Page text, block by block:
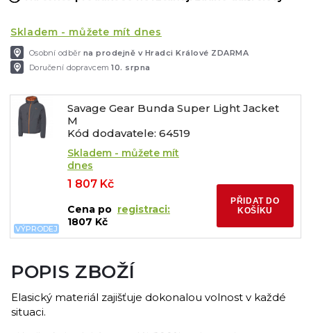
Skladem - můžete mít dnes
Osobní odběr na prodejně v Hradci Králové ZDARMA
Doručení dopravcem10. srpna
Savage Gear Bunda Super Light Jacket
M
Kód dodavatele: 64519
VÝPRODEJ
Skladem - můžete mít
dnes
1 807 Kč
Cena po registraci:
1807 Kč
PŘIDAT DO
KOŠÍKU
POPIS ZBOŽÍ
Elasický materiál zajišťuje dokonalou volnost v každé
situaci.